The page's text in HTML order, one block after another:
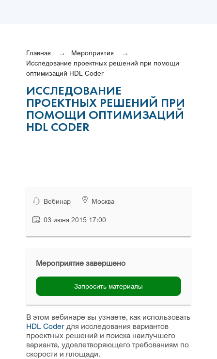
Главная
Мероприятия
Исследование проектных решений при помощи
оптимизаций HDL Coder
ИССЛЕДОВАНИЕ
ПРОЕКТНЫХ РЕШЕНИЙ ПРИ
ПОМОЩИ ОПТИМИЗАЦИЙ
HDL CODER
Вебинар Москва
03 июня 2015 17:00
Мероприятие завершено
Запросить материалы
В этом вебинаре вы узнаете, как использовать
HDL Coder для исследования вариантов
проектных решений и поиска наилучшего
варианта, удовлетворяющего требованиям по
скорости и площади.